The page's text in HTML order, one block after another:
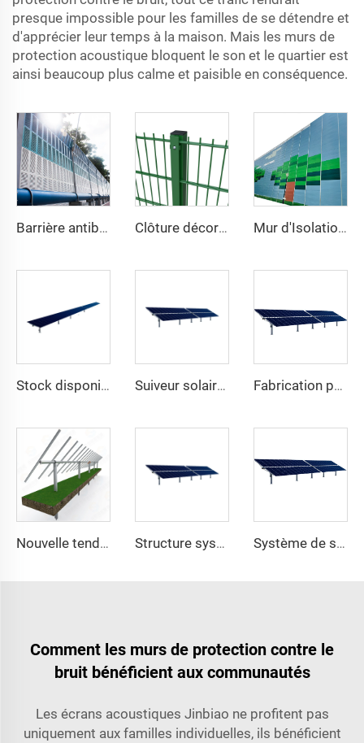
presque impossible pour les familles de se détendre et
d'apprécier leur temps à la maison. Mais les murs de
protection acoustique bloquent le son et le quartier est
ainsi beaucoup plus calme et paisible en conséquence.
Barrière antibruit à persiennes Clôture décorative en treillis métallique soudé haute sécurité, revêtement en vinyle vert, double fil 868, maille 2D pour jardin Mur d'Isolation Acoustique Lourd pour Chantiers Extérieurs Temporaire de Réduction du Bruit
Stock disponible du fabricant système de montage de suivi de panneau solaire lourd à un axe structure en acier avec service de découpe Suiveur solaire à un axe de haute qualité montage facile module plat double verre système solaire 10kW excellent rapport qualité-prix en acier Fabrication professionnelle nouvelle tendance kit de suiveur solaire 1MW à un axe lourd en acier système de suivi solaire uniaxial découpe sur mesure
Nouvelle tendance système de suivi solaire à un axe structure de montage photovoltaïque lourde en acier avec service de découpe à prix avantageux Structure système de kits de suiveur solaire photovoltaïque à un axe lourd en acier du fabricant professionnel Système de suivi solaire monoculaire fabriqué en Chine avec moteur de rotation
Comment les murs de protection contre le
bruit bénéficient aux communautés
Les écrans acoustiques Jinbiao ne profitent pas
uniquement aux familles individuelles, ils bénéficient